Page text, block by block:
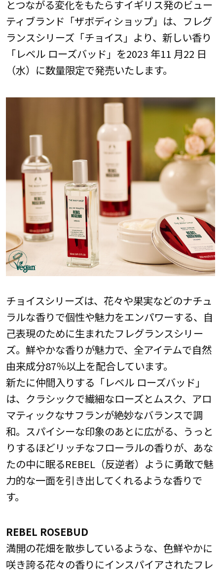
とつながる変化をもたらすイギリス発のビュー
ティブランド「ザボディショップ」は、フレグ
ランスシリーズ「チョイス」より、新しい香り
「レベル ローズバッド」を2023 年11 月22 日
（水）に数量限定で発売いたします。
チョイスシリーズは、花々や果実などのナチュ
ラルな香りで個性や魅力をエンパワーする、自
己表現のために生まれたフレグランスシリー
ズ。鮮やかな香りが魅力で、全アイテムで自然
由来成分87％以上を配合しています。
新たに仲間入りする「レベル ローズバッド」
は、クラシックで繊細なローズとムスク、アロ
マティックなサフランが絶妙なバランスで調
和。スパイシーな印象のあとに広がる、うっと
りするほどリッチなフローラルの香りが、あな
たの中に眠るREBEL（反逆者）ように勇敢で魅
力的な一面を引き出してくれるような香りで
す。
REBEL ROSEBUD
満開の花畑を散歩しているような、色鮮やかに
咲き誇る花々の香りにインスパイアされたフレ